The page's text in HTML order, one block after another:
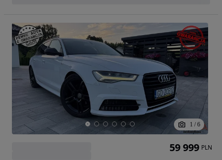
1 / 6
59 999 PLN